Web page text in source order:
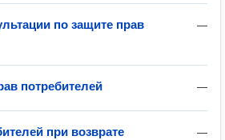
—
по защите прав
—
потребителей
—
при возврате